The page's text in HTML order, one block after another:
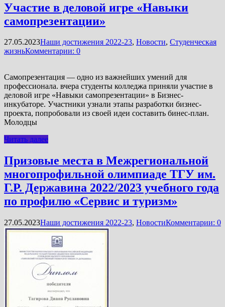
Участие в деловой игре «Навыки
самопрезентации»
27.05.2023Наши достижения 2022-23, Новости, Студенческая
жизньКомментарии: 0
Самопрезентация — одно из важнейших умений для
профессионала. вчера студенты колледжа приняли участие в
деловой игре «Навыки самопрезентации» в Бизнес-
инкубаторе. Участники узнали этапы разработки бизнес-
проекта, попробовали из своей идеи составить бинес-план.
Молодцы
Читать далее
Призовые места в Межрегиональной
многопрофильной олимпиаде ТГУ им.
Г.Р. Державина 2022/2023 учебного года
по профилю «Сервис и туризм»
27.05.2023Наши достижения 2022-23, НовостиКомментарии: 0